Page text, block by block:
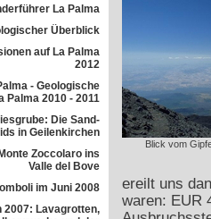
La Palma
Überblick
auf La Palma
2012
- Geologische
Palma 2010 - 2011
Die Sand-
in Geilenkirchen
Zoccolaro ins
Valle del Bove
im Juni 2008
2007: Lavagrotten,
Blick vom
ereilt uns
waren: EUR